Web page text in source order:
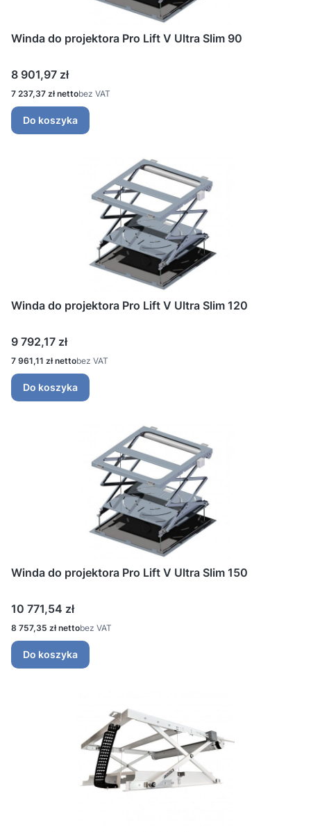
Winda do projektora Pro Lift V Ultra Slim 90
Cena
8 901,97 zł
Cena
7 237,37 zł bez VAT
Do koszyka
Winda do projektora Pro Lift V Ultra Slim 120
Cena
9 792,17 zł
Cena
7 961,11 zł bez VAT
Do koszyka
Winda do projektora Pro Lift V Ultra Slim 150
Cena
10 771,54 zł
Cena
8 757,35 zł bez VAT
Do koszyka